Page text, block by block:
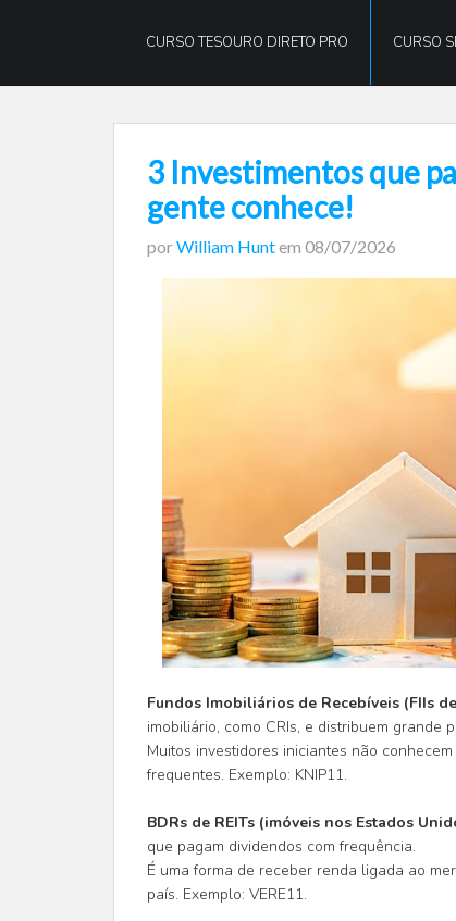
William Hunt
CURSO TESOURO DIRETO PRO CURSO
3 Investimentos que
gente conhece!
porWilliam Huntem 08/07/2026
Fundos Imobiliários de Recebíveis (FIIs
imobiliário, como CRIs, e distribuem grande
Muitos investidores iniciantes não
frequentes. Exemplo: KNIP11.
BDRs de REITs (imóveis nos Estados
que pagam dividendos com frequência.
É uma forma de receber renda ligada ao
país. Exemplo: VERE11.